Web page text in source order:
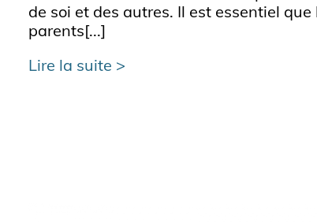
de soi et des autres. Il est essentiel que
parents[...]
Lire la suite